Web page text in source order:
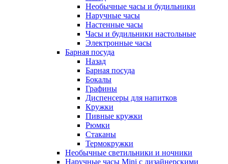
Необычные часы и будильники
Наручные часы
Настенные часы
Часы и будильники настольные
Электронные часы
Барная посуда
Назад
Барная посуда
Бокалы
Графины
Диспенсеры для напитков
Кружки
Пивные кружки
Рюмки
Стаканы
Термокружки
Необычные светильники и ночники
Наручные часы Mini с дизайнерскими